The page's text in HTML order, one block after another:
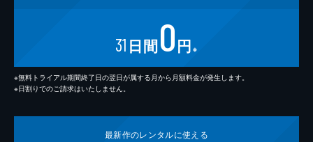
31 日間0円 ※
※無料トライアル期間終了日の翌日が属する月から月額料金が発生します。
※日割りでのご請求はいたしません。
最新作のレンタルに使える